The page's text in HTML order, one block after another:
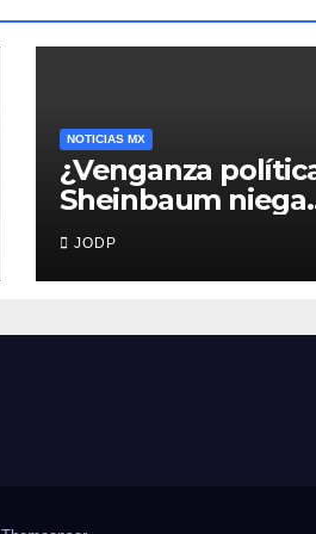
NOTICIAS MX
¿Venganza
Sheinbaum niega
mano negra en
captura de Ángel
Aguirre
JODP